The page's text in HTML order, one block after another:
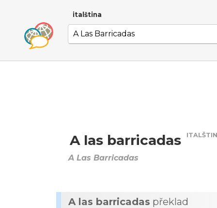
italština
A las barricadas
A Las Barricadas
A las barricadas překlad